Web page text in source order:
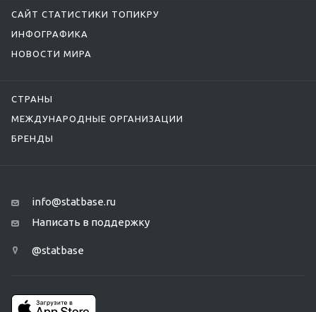
САЙТ СТАТИСТИКИ ТОПИКРУ
ИНФОГРАФИКА
НОВОСТИ МИРА
СТРАНЫ
МЕЖДУНАРОДНЫЕ ОРГАНИЗАЦИИ
БРЕНДЫ
info@statbase.ru
Написать в поддержку
@statbase